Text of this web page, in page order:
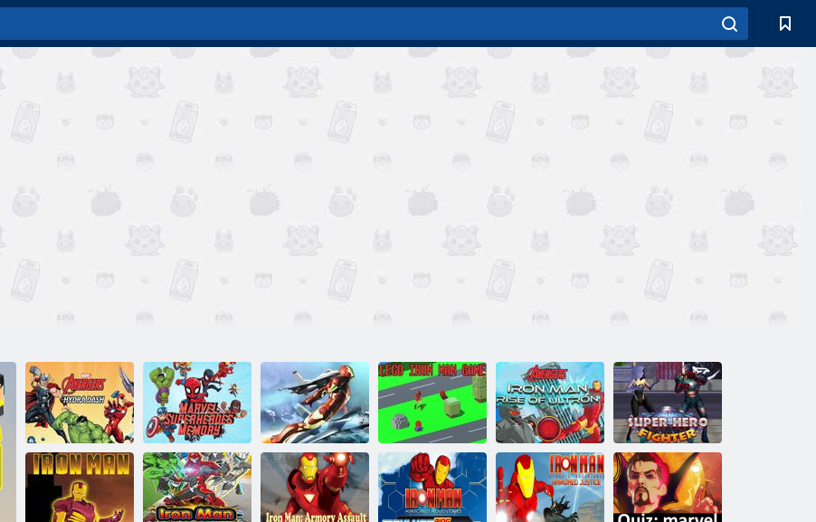
Supereroi
Avengers Hydra
Dash
Memoria dei
supereroi
Marvel
Guerra Aerea di
Iron Man
Ironman Lego
Avengers Iron
Man Rise of
Ultron 2
Combattenti di
supereroi